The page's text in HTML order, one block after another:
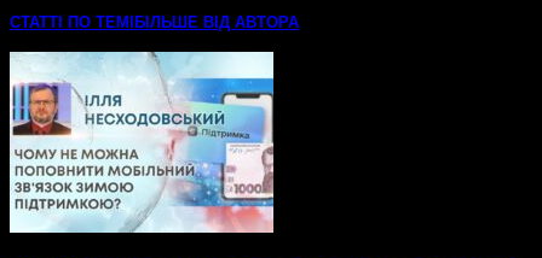
СТАТТІ ПО ТЕМІ БІЛЬШЕ ВІД АВТОРА